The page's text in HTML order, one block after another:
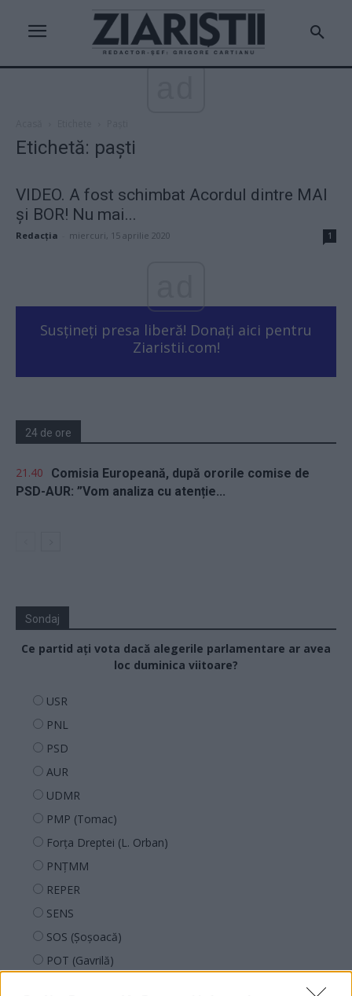
Etichetă: paști
VIDEO. A fost schimbat Acordul dintre MAI
și BOR! Nu mai...
Redacţia miercuri, 15 aprilie 2020 1
Susțineți presa liberă! Donați aici pentru
Ziaristii.com!
24 de ore
21.40
Comisia Europeană, după ororile comise de
PSD-AUR: ”Vom analiza cu atenție...
Sondaj
Ce partid ați vota dacă alegerile parlamentare ar avea
loc duminica viitoare?
USR
PNL
PSD
AUR
UDMR
PMP (Tomac)
Forța Dreptei (L. Orban)
PNȚMM
REPER
SENS
SOS (Șoșoacă)
POT (Gavrilă)